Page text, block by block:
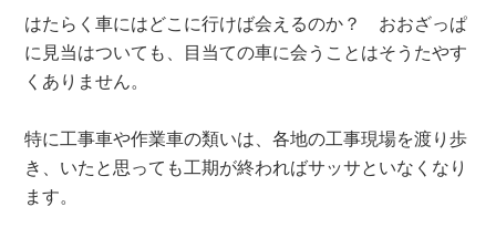
はたらく車にはどこに行けば会えるのか？ おおざっぱ
に見当はついても、目当ての車に会うことはそうたやす
くありません。
特に工事車や作業車の類いは、各地の工事現場を渡り歩
き、いたと思っても工期が終わればサッサといなくなり
ます。